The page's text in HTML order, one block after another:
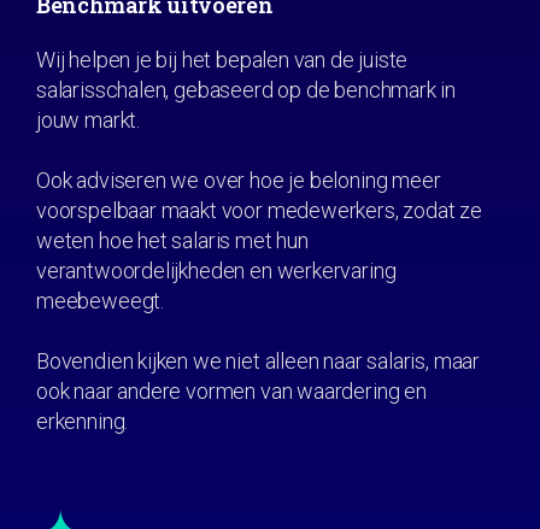
Wij helpen je bij het bepalen van de juiste
salarisschalen, gebaseerd op de benchmark in
jouw markt.
Ook adviseren we over hoe je beloning meer
voorspelbaar maakt voor medewerkers, zodat ze
weten hoe het salaris met hun
verantwoordelijkheden en werkervaring
meebeweegt.
Bovendien kijken we niet alleen naar salaris, maar
ook naar andere vormen van waardering en
erkenning.